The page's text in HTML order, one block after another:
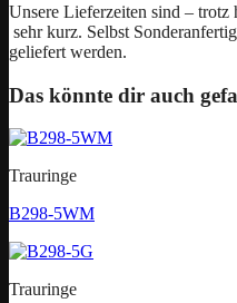
Unsere Lieferzeiten sind –
sehr kurz. Selbst
geliefert werden.
Das könnte dir auch
Trauringe
B298-5WM
Trauringe